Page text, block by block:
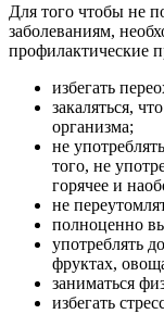
Для того чтобы не
заболеваниям,
профилактические
избегать
закаляться,
организма;
не
того, не
горячее и
не
полноценно
употреблять
фруктах,
заниматься
избегать